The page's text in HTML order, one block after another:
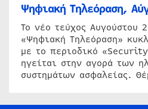
Ψηφιακή Τηλεόραση,
Το νέο τεύχος Αυγούστου
«Ψηφιακή Τηλεόραση»
με το περιοδικό
ηγείται στην αγορά των
συστημάτων ασφαλείας.